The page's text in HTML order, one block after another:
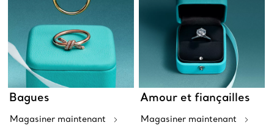
Bagues
Magasiner maintenant
Amour et fiançailles
Magasiner maintenant